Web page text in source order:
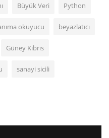
Büyük Veri Python
okuyucu beyazlatıcı
Güney Kıbrıs
sanayi sicili